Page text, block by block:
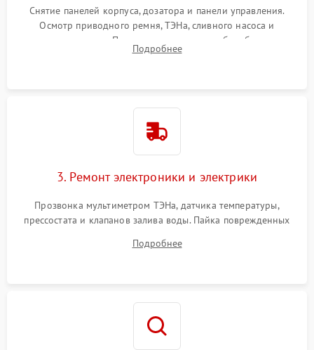
Снятие панелей корпуса, дозатора и панели управления.
Осмотр приводного ремня, ТЭНа, сливного насоса и
амортизаторов. Проверка подшипников барабана и
крестовины на износ, а манжеты люка на разрывы.
Подробнее
3. Ремонт электроники и электрики
Прозвонка мультиметром ТЭНа, датчика температуры,
прессостата и клапанов залива воды. Пайка поврежденных
Восстановление целостности проводки и контактов.
Подробнее